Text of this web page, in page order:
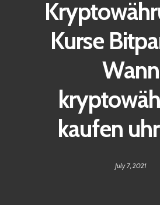
Kurse
Wann
kaufen
July 7, 2021